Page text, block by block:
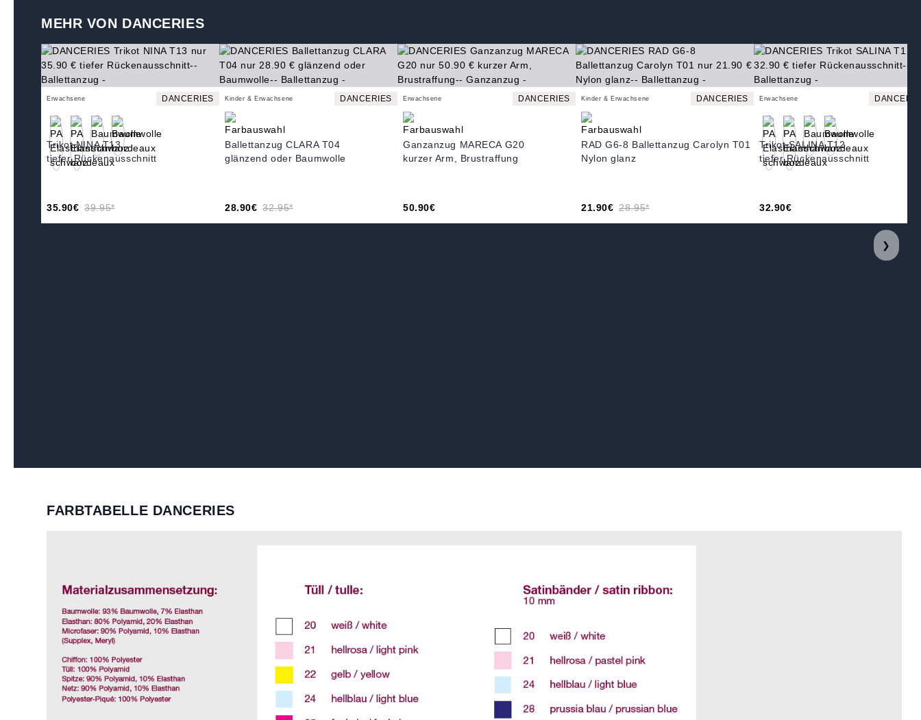
MEHR VON DANCERIES
Erwachsene DANCERIES
Trikot NINA T13
tiefer Rückenausschnitt
35.90€ 39.95*
Kinder & Erwachsene DANCERIES
Ballettanzug CLARA T04
glänzend oder Baumwolle
28.90€ 32.95*
Erwachsene DANCERIES
Ganzanzug MARECA G20
kurzer Arm, Brustraffung
50.90€
Kinder & Erwachsene DANCERIES
RAD G6-8 Ballettanzug Carolyn T01
Nylon glanz
21.90€ 28.95*
Erwachsene
Trikot SALINA T12
tiefer Rückenausschnitt
32.90€
❯
FARBTABELLE DANCERIES